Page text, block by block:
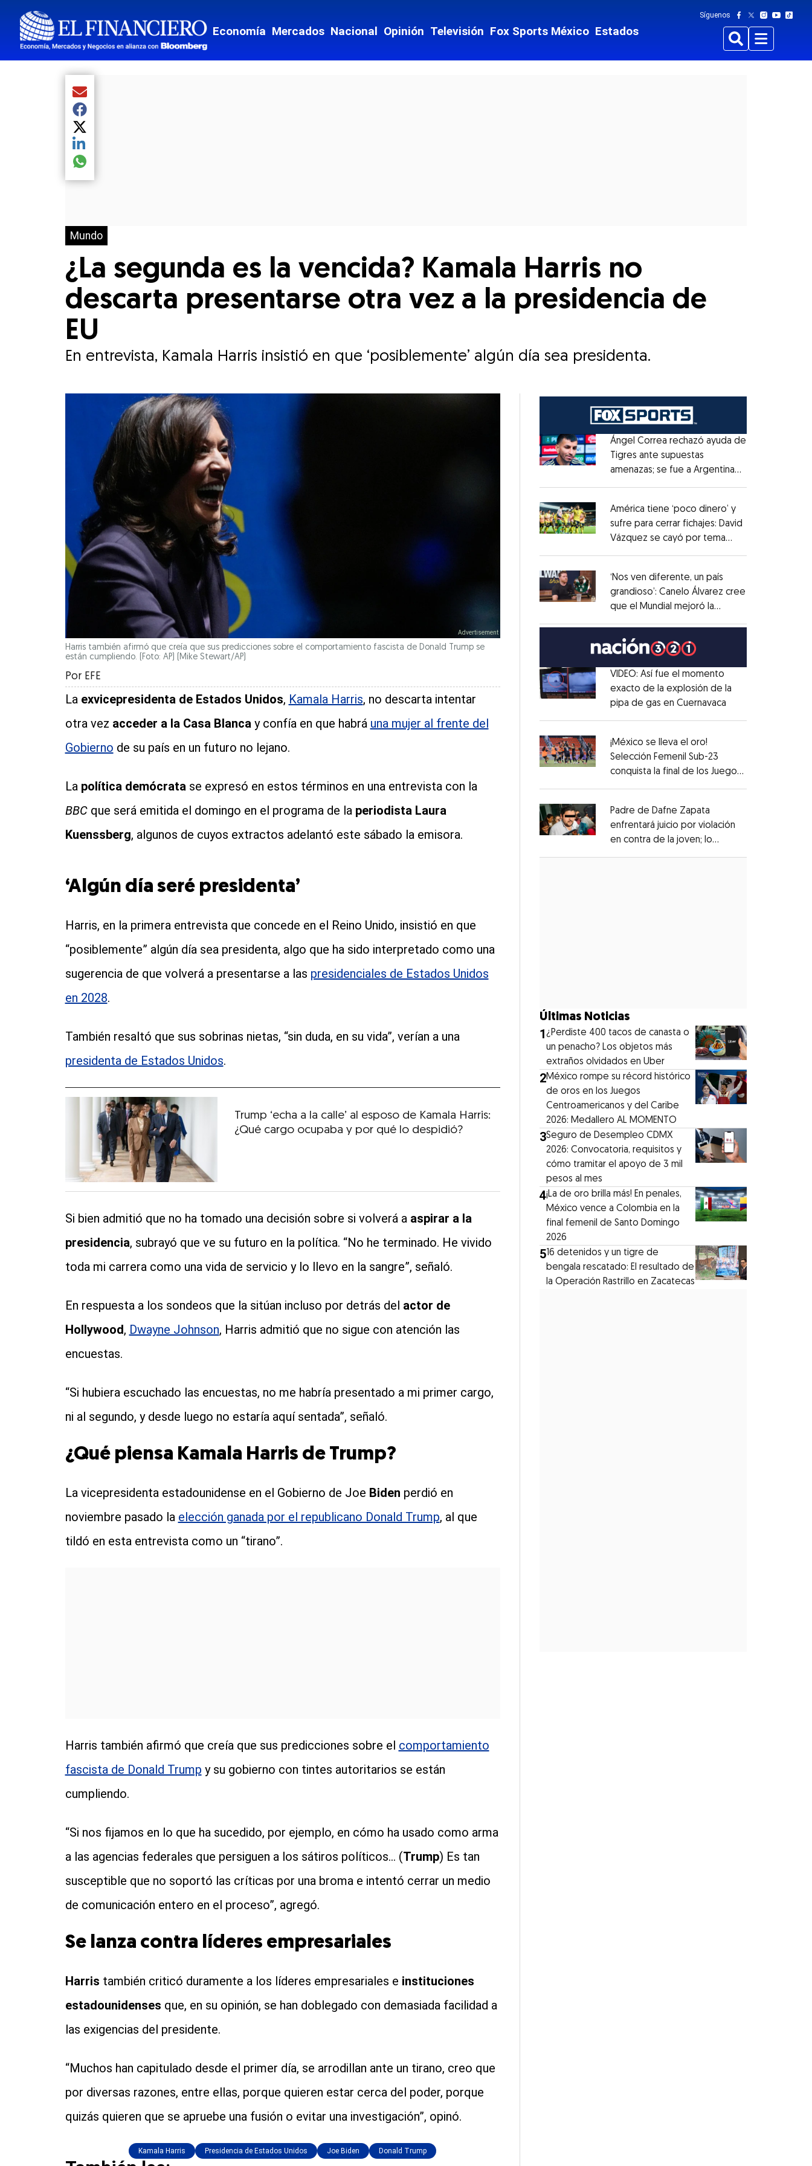
Economía Mercados Nacional Opinión Televisión Fox Sports México Estados
Síguenos
BuscarMenu
Mundo
¿La segunda es la vencida? Kamala Harris no
descarta presentarse otra vez a la presidencia de
EU
En entrevista, Kamala Harris insistió en que ‘posiblemente’ algún día sea presidenta.
Compartir el artículo actual mediante Email
Compartir el artículo actual mediante Facebook
Compartir el artículo actual mediante Twitter
Compartir el artículo actual mediante LinkedIn
Compartir el artículo actual mediante global.social-whatsapp
Harris también afirmó que creía que sus predicciones sobre el comportamiento fascista de Donald Trump se
están cumpliendo. (Foto: AP) (Mike Stewart/AP)
Por EFE
La exvicepresidenta de Estados Unidos, Kamala Harris, no descarta intentar
otra vez acceder a la Casa Blancay confía en que habrá una mujer al frente del
Gobierno de su país en un futuro no lejano.
Lapolítica demócrata se expresó en estos términos en una entrevista con la
BBCque será emitida el domingo en el programa de la periodista Laura
Kuenssberg, algunos de cuyos extractos adelantó este sábado la emisora.
‘Algún día seré presidenta’
Harris, en la primera entrevista que concede en el Reino Unido, insistió en que
“posiblemente” algún día sea presidenta, algo que ha sido interpretado como una
sugerencia de que volverá a presentarse a las presidenciales de Estados Unidos
en 2028.
También resaltó que sus sobrinas nietas, “sin duda, en su vida”, verían a una
presidenta de Estados Unidos.
Trump ‘echa a la calle’ al esposo de Kamala Harris:
¿Qué cargo ocupaba y por qué lo despidió?
Si bien admitió que no ha tomado una decisión sobre si volverá aaspirar a la
presidencia, subrayó que ve su futuro en la política. “No he terminado. He vivido
toda mi carrera como una vida de servicio y lo llevo en la sangre”, señaló.
En respuesta a los sondeos que la sitúan incluso por detrás del actor de
Hollywood, Dwayne Johnson, Harris admitió que no sigue con atención las
encuestas.
“Si hubiera escuchado las encuestas, no me habría presentado a mi primer cargo,
ni al segundo, y desde luego no estaría aquí sentada”, señaló.
¿Qué piensa Kamala Harris de Trump?
La vicepresidenta estadounidense en el Gobierno de Joe Biden perdió en
noviembre pasado la elección ganada por el republicano Donald Trump, al que
tildó en esta entrevista como un “tirano”.
Harris también afirmó que creía que sus predicciones sobre el comportamiento
fascista de Donald Trump y su gobierno con tintes autoritarios se están
cumpliendo.
“Si nos fijamos en lo que ha sucedido, por ejemplo, en cómo ha usado como arma
a las agencias federales que persiguen a los sátiros políticos... (Trump) Es tan
susceptible que no soportó las críticas por una broma e intentó cerrar un medio
de comunicación entero en el proceso”, agregó.
Se lanza contra líderes empresariales
Harris también criticó duramente a los líderes empresariales e instituciones
estadounidenses que, en su opinión, se han doblegado con demasiada facilidad a
las exigencias del presidente.
“Muchos han capitulado desde el primer día, se arrodillan ante un tirano, creo que
por diversas razones, entre ellas, porque quieren estar cerca del poder, porque
quizás quieren que se apruebe una fusión o evitar una investigación”, opinó.
Kamala Harris Presidencia de Estados Unidos Joe Biden Donald Trump
Opens in new window
Ángel Correa rechazó ayuda de
Tigres ante supuestas
amenazas; se fue a Argentina
Opens in new window
América tiene ‘poco dinero’ y
sufre para cerrar fichajes: David
Vázquez se cayó por tema
Opens in new window
‘Nos ven diferente, un país
grandioso’: Canelo Álvarez cree
que el Mundial mejoró la
Opens in new window
VIDEO: Así fue el momento
exacto de la explosión de la
pipa de gas en Cuernavaca
Opens in new window
¡México se lleva el oro!
Selección Femenil Sub-23
conquista la final de los Juegos
Opens in new window
Padre de Dafne Zapata
enfrentará juicio por violación
en contra de la joven; lo
Últimas Noticias
1¿Perdiste 400 tacos de canasta o
un penacho? Los objetos más
extraños olvidados en Uber
2México rompe su récord histórico
de oros en los Juegos
Centroamericanos y del Caribe
2026: Medallero AL MOMENTO
3Seguro de Desempleo CDMX
2026: Convocatoria, requisitos y
cómo tramitar el apoyo de 3 mil
pesos al mes
4¡La de oro brilla más! En penales,
México vence a Colombia en la
final femenil de Santo Domingo
2026
5 16 detenidos y un tigre de
bengala rescatado: El resultado de
la Operación Rastrillo en Zacatecas